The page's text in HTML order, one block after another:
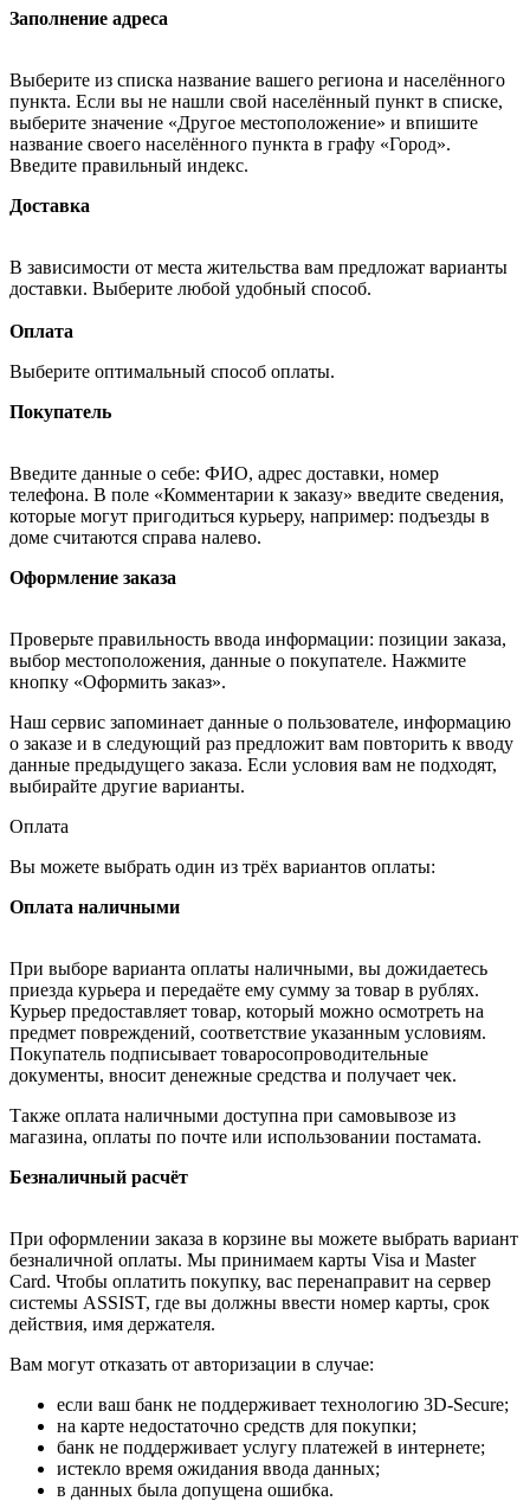
Заполнение адреса
Выберите из списка название вашего региона и населённого
пункта. Если вы не нашли свой населённый пункт в списке,
выберите значение «Другое местоположение» и впишите
название своего населённого пункта в графу «Город».
Введите правильный индекс.
Доставка
В зависимости от места жительства вам предложат варианты
доставки. Выберите любой удобный способ.
Оплата
Выберите оптимальный способ оплаты.
Покупатель
Введите данные о себе: ФИО, адрес доставки, номер
телефона. В поле «Комментарии к заказу» введите сведения,
которые могут пригодиться курьеру, например: подъезды в
доме считаются справа налево.
Оформление заказа
Проверьте правильность ввода информации: позиции заказа,
выбор местоположения, данные о покупателе. Нажмите
кнопку «Оформить заказ».
Наш сервис запоминает данные о пользователе, информацию
о заказе и в следующий раз предложит вам повторить к вводу
данные предыдущего заказа. Если условия вам не подходят,
выбирайте другие варианты.
Оплата
Вы можете выбрать один из трёх вариантов оплаты:
Оплата наличными
При выборе варианта оплаты наличными, вы дожидаетесь
приезда курьера и передаёте ему сумму за товар в рублях.
Курьер предоставляет товар, который можно осмотреть на
предмет повреждений, соответствие указанным условиям.
Покупатель подписывает товаросопроводительные
документы, вносит денежные средства и получает чек.
Также оплата наличными доступна при самовывозе из
магазина, оплаты по почте или использовании постамата.
Безналичный расчёт
При оформлении заказа в корзине вы можете выбрать вариант
безналичной оплаты. Мы принимаем карты Visa и Master
Card. Чтобы оплатить покупку, вас перенаправит на сервер
системы ASSIST, где вы должны ввести номер карты, срок
действия, имя держателя.
Вам могут отказать от авторизации в случае:
если ваш банк не поддерживает технологию 3D-Secure;
на карте недостаточно средств для покупки;
банк не поддерживает услугу платежей в интернете;
истекло время ожидания ввода данных;
в данных была допущена ошибка.